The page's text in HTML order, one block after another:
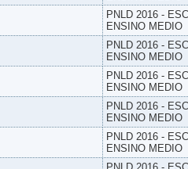
PNLD 2016 -
ENSINO MEDIO
PNLD 2016 -
ENSINO MEDIO
PNLD 2016 -
ENSINO MEDIO
PNLD 2016 -
ENSINO MEDIO
PNLD 2016 -
ENSINO MEDIO